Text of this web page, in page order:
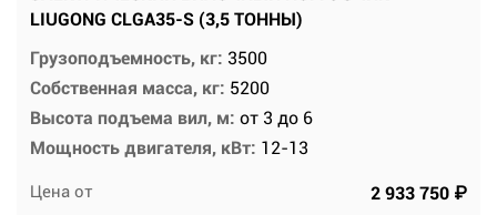
LIUGONG CLGA35-S (3,5 ТОННЫ)
Грузоподъемность, кг: 3500
Собственная масса, кг: 5200
Высота подъема вил, м: от 3 до 6
Мощность двигателя, кВт: 12-13
Цена от 2 933 750 ₽